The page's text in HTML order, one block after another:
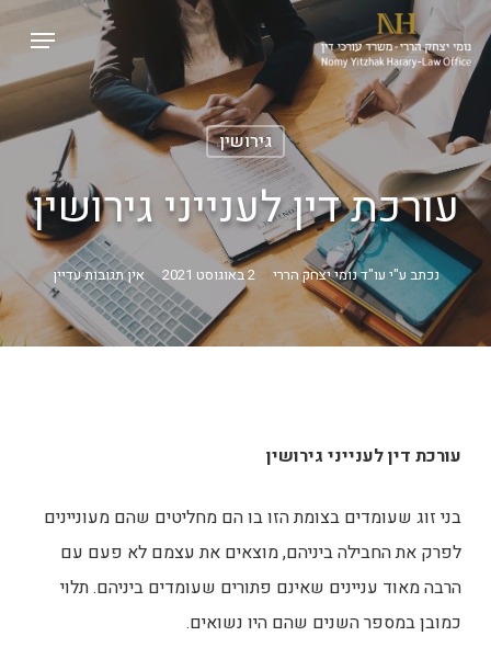
Menu
גירושין
עורכת דין לענייני גירושין
נכתב ע"י עו"ד נומי יצחק הררי 2 באוגוסט 2021 אין תגובות עדיין
עורכת דין לענייני גירושין
בני זוג שעומדים בצומת הזו בו הם מחליטים שהם מעוניינים
לפרק את החבילה ביניהם, מוצאים את עצמם לא פעם עם
הרבה מאוד עניינים שאינם פתורים שעומדים ביניהם. תלוי
כמובן במספר השנים שהם היו נשואים.
Close
Menu